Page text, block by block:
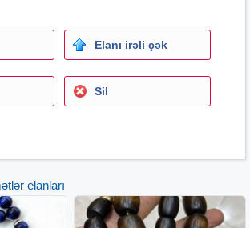
Gorülən İşə Və Ünvana Görə
Diaqnostikadi
İçəridən 15/20AZN
20 Azn Sifirdan Qurmaq 1.Otaq Üçün
Elanı irəli çək
Sil
elanları